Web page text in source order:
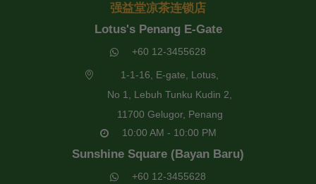
强益堂凉茶连锁店
Lotus's Penang E-Gate
+60 12-3455628
1-1-16, E-gate, Lotus,
No 1, Lebuh Tunku Kudin 2,
11700 Gelugor, Penang
10:00 AM - 10:00 PM
Sunshine Square (Bayan Baru)
+60 12-3455628